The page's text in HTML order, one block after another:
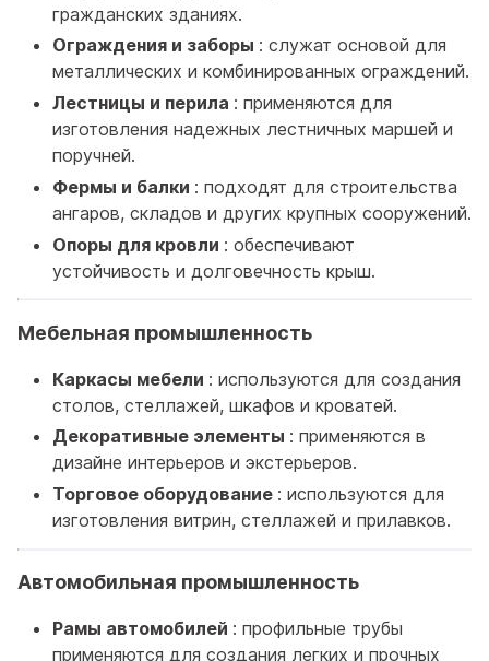
гражданских зданиях.
Ограждения и заборы : служат основой для
металлических и комбинированных ограждений.
Лестницы и перила : применяются для
изготовления надежных лестничных маршей и
поручней.
Фермы и балки : подходят для строительства
ангаров, складов и других крупных сооружений.
Опоры для кровли : обеспечивают
устойчивость и долговечность крыш.
Мебельная промышленность
Каркасы мебели : используются для создания
столов, стеллажей, шкафов и кроватей.
Декоративные элементы : применяются в
дизайне интерьеров и экстерьеров.
Торговое оборудование : используются для
изготовления витрин, стеллажей и прилавков.
Автомобильная промышленность
Рамы автомобилей : профильные трубы
применяются для создания легких и прочных